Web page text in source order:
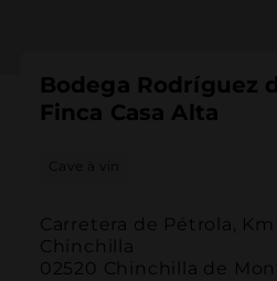
Bodega Rodríguez
Finca Casa Alta
Cave à vin
Carretera de Pétrola,
Chinchilla
02520 Chinchilla de